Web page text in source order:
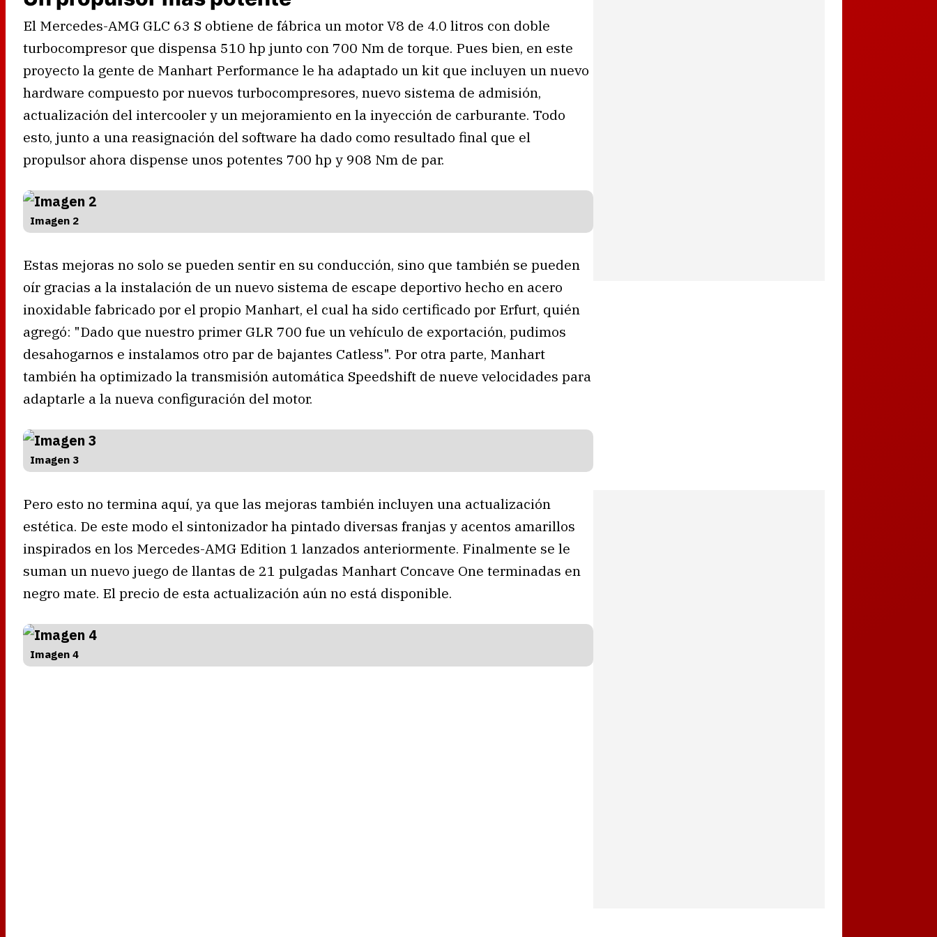
El Mercedes-AMG GLC 63 S obtiene de fábrica un motor V8 de 4.0 litros con doble
turbocompresor que dispensa 510 hp junto con 700 Nm de torque. Pues bien, en este
proyecto la gente de Manhart Performance le ha adaptado un kit que incluyen un nuevo
hardware compuesto por nuevos turbocompresores, nuevo sistema de admisión,
actualización del intercooler y un mejoramiento en la inyección de carburante. Todo
esto, junto a una reasignación del software ha dado como resultado final que el
propulsor ahora dispense unos potentes 700 hp y 908 Nm de par.
Imagen 2
Estas mejoras no solo se pueden sentir en su conducción, sino que también se pueden
oír gracias a la instalación de un nuevo sistema de escape deportivo hecho en acero
inoxidable fabricado por el propio Manhart, el cual ha sido certificado por Erfurt, quién
agregó: "Dado que nuestro primer GLR 700 fue un vehículo de exportación, pudimos
desahogarnos e instalamos otro par de bajantes Catless". Por otra parte, Manhart
también ha optimizado la transmisión automática Speedshift de nueve velocidades para
adaptarle a la nueva configuración del motor.
Imagen 3
Pero esto no termina aquí, ya que las mejoras también incluyen una actualización
estética. De este modo el sintonizador ha pintado diversas franjas y acentos amarillos
inspirados en los Mercedes-AMG Edition 1 lanzados anteriormente. Finalmente se le
suman un nuevo juego de llantas de 21 pulgadas Manhart Concave One terminadas en
negro mate. El precio de esta actualización aún no está disponible.
Imagen 4